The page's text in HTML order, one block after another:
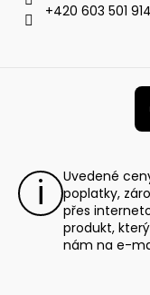
+420 603 501 914
Uvedené
poplatky,
přes
produkt,
nám na e-